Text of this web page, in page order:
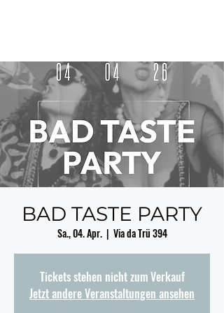
BAD TASTE PARTY
Sa., 04. Apr.
  |
Via da Trü 394
Tickets stehen nicht zum Verkauf
Jetzt andere Veranstaltungen ansehen